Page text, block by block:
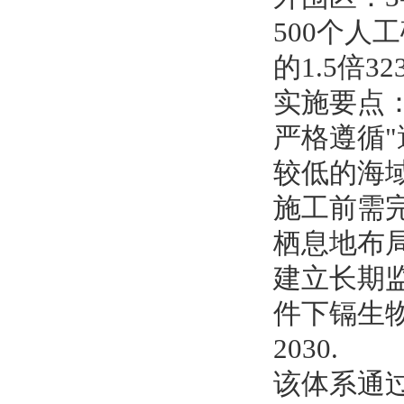
500个人
的1.5倍
实施要点
严格遵循
较低的海
施工前需
栖息地布
建立长期
件下镉生
2030.
该体系通